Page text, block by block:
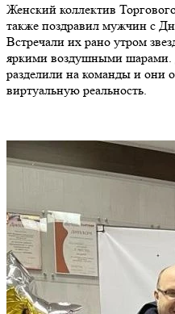
Женский коллектив
также поздравил мужчин с
Встречали их рано утром
яркими воздушными шарами.
разделили на команды и они
виртуальную реальность.